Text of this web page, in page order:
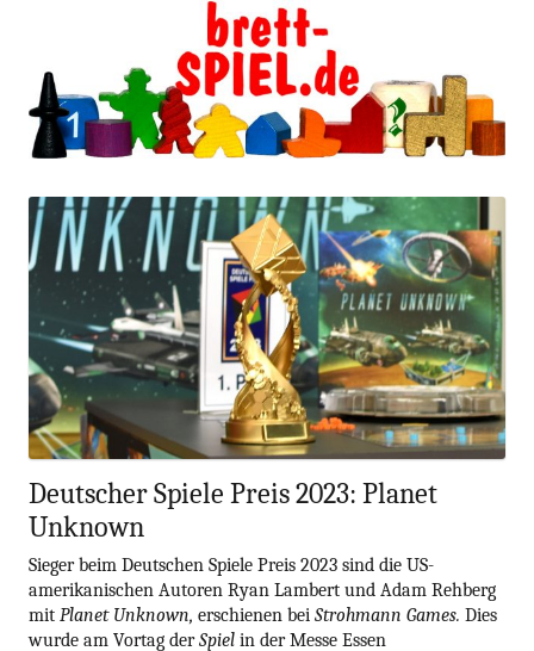
Deutscher Spiele Preis 2023: Planet
Unknown
Sieger beim Deutschen Spiele Preis 2023 sind die US-
amerikanischen Autoren Ryan Lambert und Adam Rehberg
mit Planet Unknown, erschienen bei Strohmann Games. Dies
wurde am Vortag derSpiel in der Messe Essen